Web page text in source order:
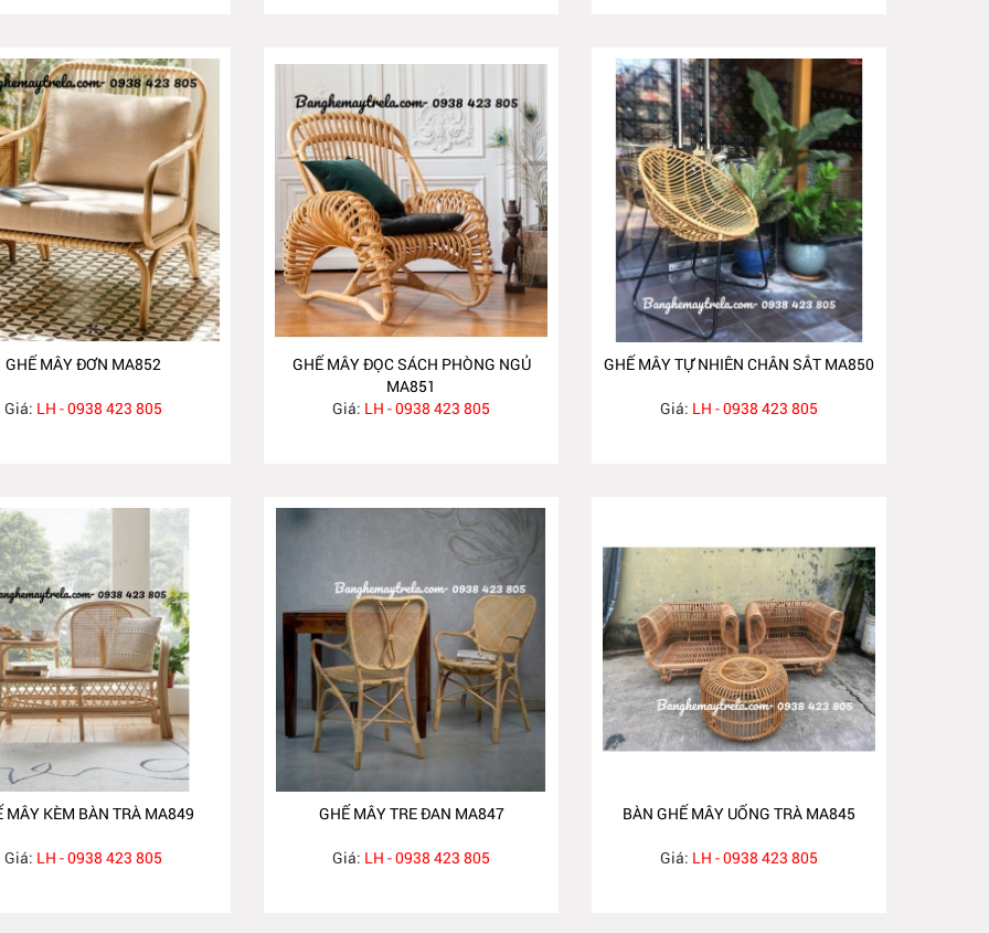
GHẾ MÂY ĐƠN MA852
Giá: LH - 0938 423 805
GHẾ MÂY ĐỌC SÁCH PHÒNG NGỦ
MA851
Giá: LH - 0938 423 805
GHẾ MÂY TỰ NHIÊN CHÂN SẮT MA850
Giá: LH - 0938 423 805
MÂY KÈM BÀN TRÀ MA849
Giá: LH - 0938 423 805
GHẾ MÂY TRE ĐAN MA847
Giá: LH - 0938 423 805
BÀN GHẾ MÂY UỐNG TRÀ MA845
Giá: LH - 0938 423 805